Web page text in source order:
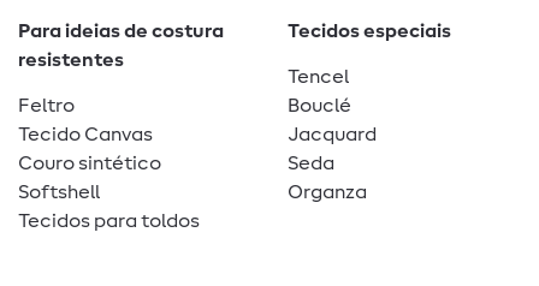
Para ideias de costura
resistentes
Feltro
Tecido Canvas
Couro sintético
Softshell
Tecidos para toldos
Tecidos especiais
Tencel
Bouclé
Jacquard
Seda
Organza